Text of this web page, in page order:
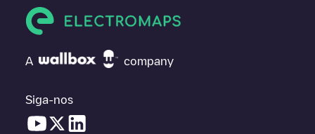
A company
Siga-nos